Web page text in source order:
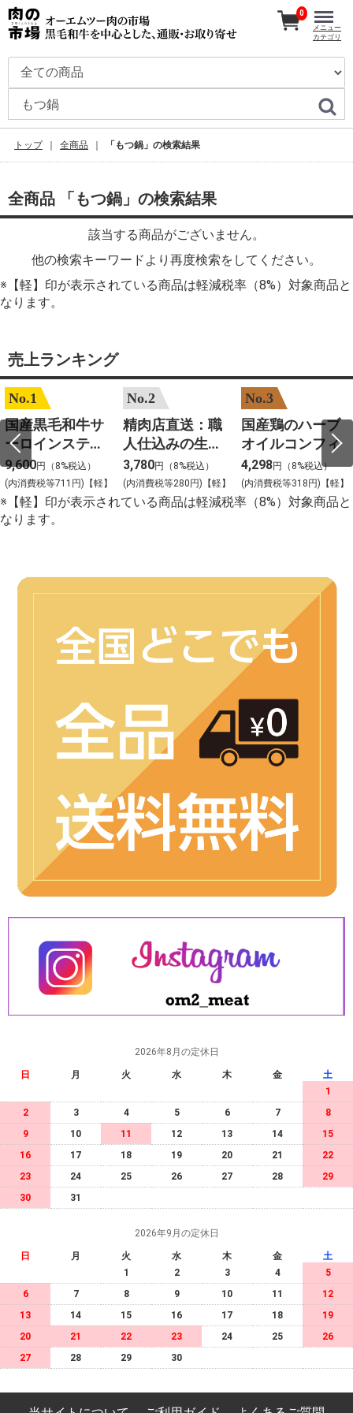
0
メニュー
カテゴリ
トップ 全商品 「もつ鍋」の検索結果
全商品 「もつ鍋」の検索結果
該当する商品がございません。
他の検索キーワードより再度検索をしてください。
※【軽】印が表示されている商品は軽減税率（8%）対象商品と
なります。
売上ランキング
No.1
国産黒毛和牛サ
ーロインステー
キ 約200gカット
2枚入
9,600円（8%税込）
(内消費税等711円)【軽】
No.2
精肉店直送：職
人仕込みの生ハ
ンバーグ
3,780円（8%税込）
(内消費税等280円)【軽】
No.3
国産鶏のハーブ
オイルコンフィ
4,298円（8%税込）
(内消費税等318円)【軽】
※【軽】印が表示されている商品は軽減税率（8%）対象商品と
なります。
2026年8月の定休日
日 月 火 水 木 金
土
1
2
3 4 5 6 7
8
9
10 11 12 13 14
15
16
17 18 19 20 21
22
23
24 25 26 27 28
29
30
31
2026年9月の定休日
日 月 火 水 木 金
土
1
2 3 4
5
6
7 8 9 10 11
12
13
14 15 16 17 18
19
20
21 22 23 24 25
26
27
28 29 30